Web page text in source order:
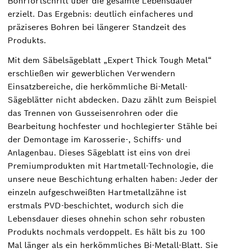
erzielt. Das Ergebnis: deutlich einfacheres und
präziseres Bohren bei längerer Standzeit des
Produkts.
Mit dem Säbelsägeblatt „Expert Thick Tough Metal“
erschließen wir gewerblichen Verwendern
Einsatzbereiche, die herkömmliche Bi-Metall-
Sägeblätter nicht abdecken. Dazu zählt zum Beispiel
das Trennen von Gusseisenrohren oder die
Bearbeitung hochfester und hochlegierter Stähle bei
der Demontage im Karosserie-, Schiffs- und
Anlagenbau. Dieses Sägeblatt ist eins von drei
Premiumprodukten mit Hartmetall-Technologie, die
unsere neue Beschichtung erhalten haben: Jeder der
einzeln aufgeschweißten Hartmetallzähne ist
erstmals PVD-beschichtet, wodurch sich die
Lebensdauer dieses ohnehin schon sehr robusten
Produkts nochmals verdoppelt. Es hält bis zu 100
Mal länger als ein herkömmliches Bi-Metall-Blatt. Sie